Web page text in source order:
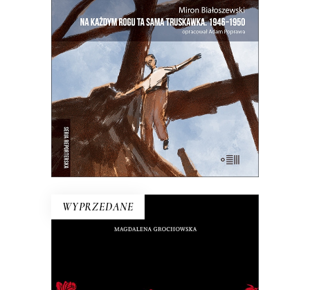
E-BOOK DO KOSZYKA
Zupełnie nowe miasto. Jakaś inna
Warszawa na starych śmieciach. Skąd
się wzięła?
50.00zł 25.00zł
WYPRZEDANE